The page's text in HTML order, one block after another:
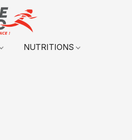
NUTRITIONS